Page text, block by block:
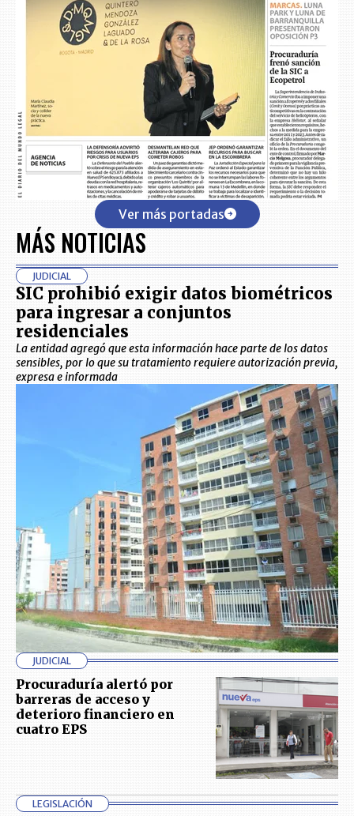
Ver más portadas
MÁS NOTICIAS
JUDICIAL
SIC prohibió exigir datos biométricos
para ingresar a conjuntos
residenciales
La entidad agregó que esta información hace parte de los datos
sensibles, por lo que su tratamiento requiere autorización previa,
expresa e informada
JUDICIAL
Procuraduría alertó por
barreras de acceso y
deterioro financiero en
cuatro EPS
LEGISLACIÓN